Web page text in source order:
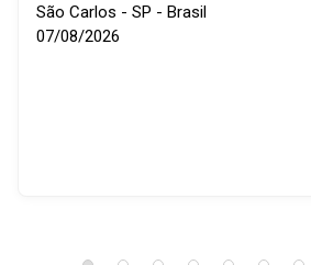
São Carlos - SP - Brasil
07/08/2026